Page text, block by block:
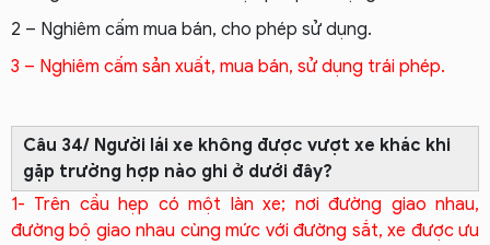
2 – Nghiêm cấm mua bán, cho phép sử dụng.
3 – Nghiêm cấm sản xuất, mua bán, sử dụng trái phép.
Câu 34/ Người lái xe không được vượt xe khác khi
gặp trường hợp nào ghi ở dưới đây?
1- Trên cầu hẹp có một làn xe; nơi đường giao nhau,
đường bộ giao nhau cùng mức với đường sắt, xe được ưu